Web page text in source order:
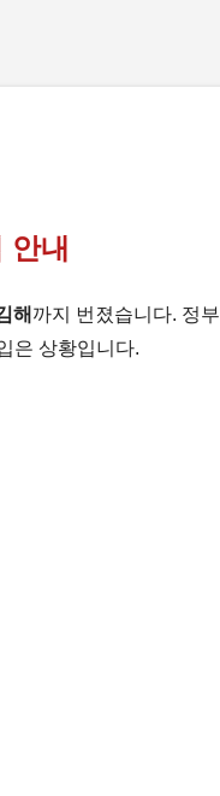
내
해 까지 번졌습니다. 정부
은 상황입니다.